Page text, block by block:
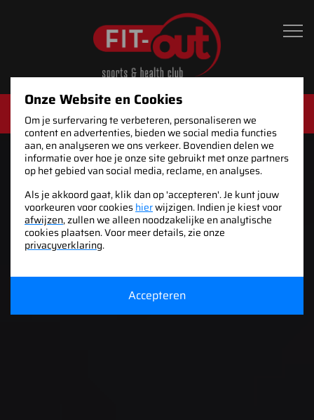
Hoofdnavigatie
Fitness
Onze Website en Cookies
Om je surfervaring te verbeteren, personaliseren we
content en advertenties, bieden we social media functies
aan, en analyseren we ons verkeer. Bovendien delen we
informatie over hoe je onze site gebruikt met onze partners
op het gebied van social media, reclame, en analyses.
Als je akkoord gaat, klik dan op 'accepteren'. Je kunt jouw
voorkeuren voor cookieshierwijzigen. Indien je kiest voor
afwijzen, zullen we alleen noodzakelijke en analytische
cookies plaatsen. Voor meer details, zie onze
privacyverklaring.
Accepteren